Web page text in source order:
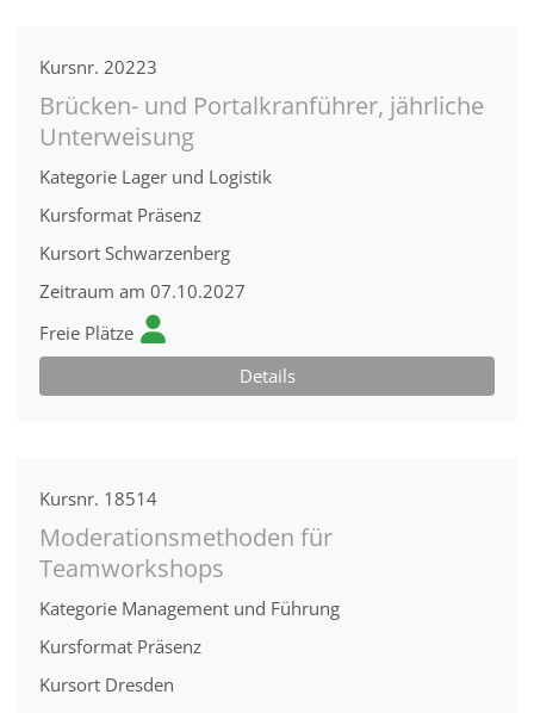
Kursnr. 20223
Brücken- und Portalkranführer, jährliche
Unterweisung
Kategorie Lager und Logistik
Kursformat Präsenz
Kursort Schwarzenberg
Zeitraum am 07.10.2027
Freie Plätze
Details
Kursnr. 18514
Moderationsmethoden für
Teamworkshops
Kategorie Management und Führung
Kursformat Präsenz
Kursort Dresden